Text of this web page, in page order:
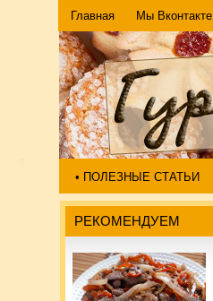
Главная Мы Вконтакте
• ПОЛЕЗНЫЕ СТАТЬИ
РЕКОМЕНДУЕМ